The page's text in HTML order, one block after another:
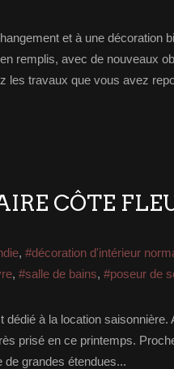
et à une décoration
remplis, avec de nouveaux
les travaux que vous avez
CÔTE
, #décoration d'intérieur
, #salle de bains, #poseur de
à la location saisonnière.
prisé en ce printemps.
de grandes étendues...